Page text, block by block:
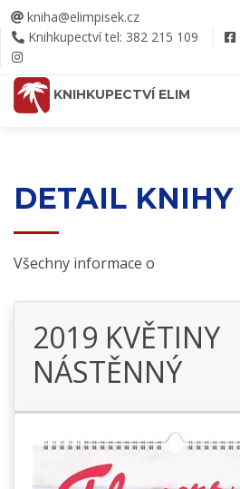
kniha@elimpisek.cz
Knihkupectví tel: 382 215 109
KNIHKUPECTVÍ ELIM
DETAIL KNIHY
Všechny informace o
2019 KVĚTINY
NÁSTĚNNÝ